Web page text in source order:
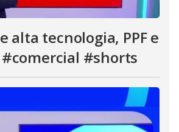
alta tecnologia, PPF e
#comercial #shorts